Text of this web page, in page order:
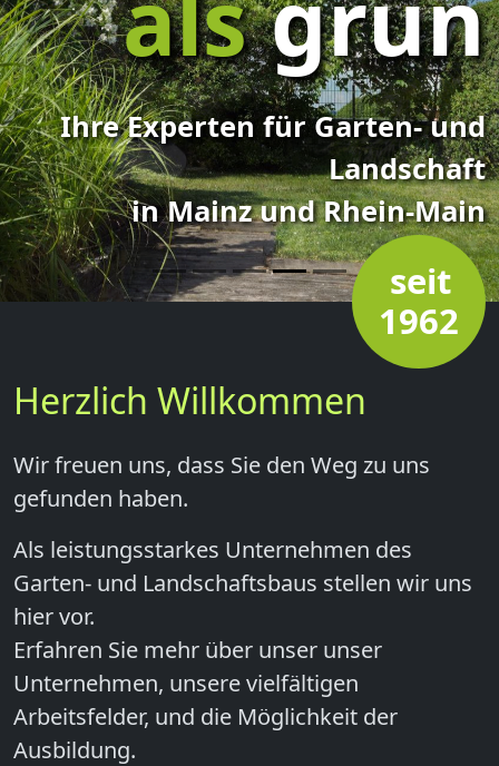
Ihre Experten für Garten- und
Landschaft
in Mainz und Rhein-Main
Herzlich Willkommen
Wir freuen uns, dass Sie den Weg zu uns
gefunden haben.
Als leistungsstarkes Unternehmen des
Garten- und Landschaftsbaus stellen wir uns
hier vor.
Erfahren Sie mehr über unser unser
Unternehmen, unsere vielfältigen
Arbeitsfelder, und die Möglichkeit der
Ausbildung.